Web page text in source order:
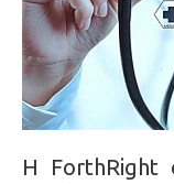
Η ForthRight